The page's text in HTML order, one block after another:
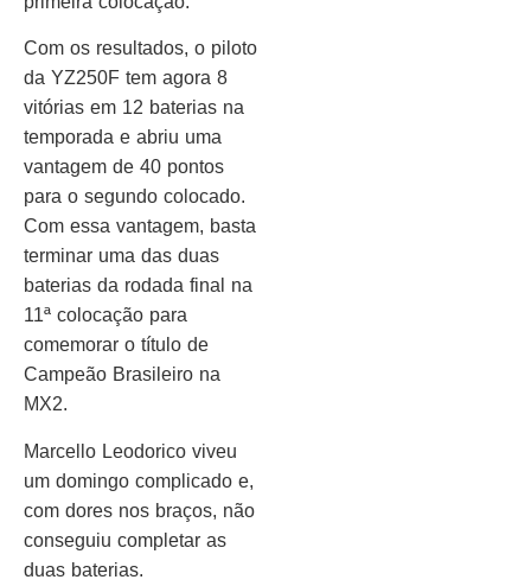
Com os resultados, o piloto
da YZ250F tem agora 8
vitórias em 12 baterias na
temporada e abriu uma
vantagem de 40 pontos
para o segundo colocado.
Com essa vantagem, basta
terminar uma das duas
baterias da rodada final na
11ª colocação para
comemorar o título de
Campeão Brasileiro na
MX2.
Marcello Leodorico viveu
um domingo complicado e,
com dores nos braços, não
conseguiu completar as
duas baterias.